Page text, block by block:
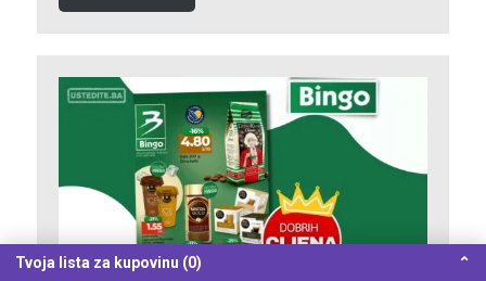
Tvoja lista za kupovinu (0) ⌃